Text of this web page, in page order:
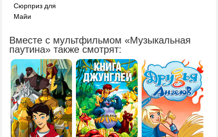
Сюрприз для
Майи
Вместе с мультфильмом «Музыкальная
паутина» также смотрят: